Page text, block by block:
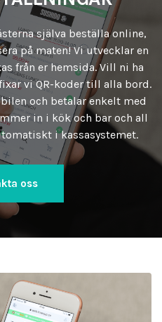
själva beställa online,
på maten! Vi utvecklar en
från er hemsida. Vill ni ha
vi QR-koder till alla bord.
och betalar enkelt med
in i kök och bar och all
i kassasystemet.
oss